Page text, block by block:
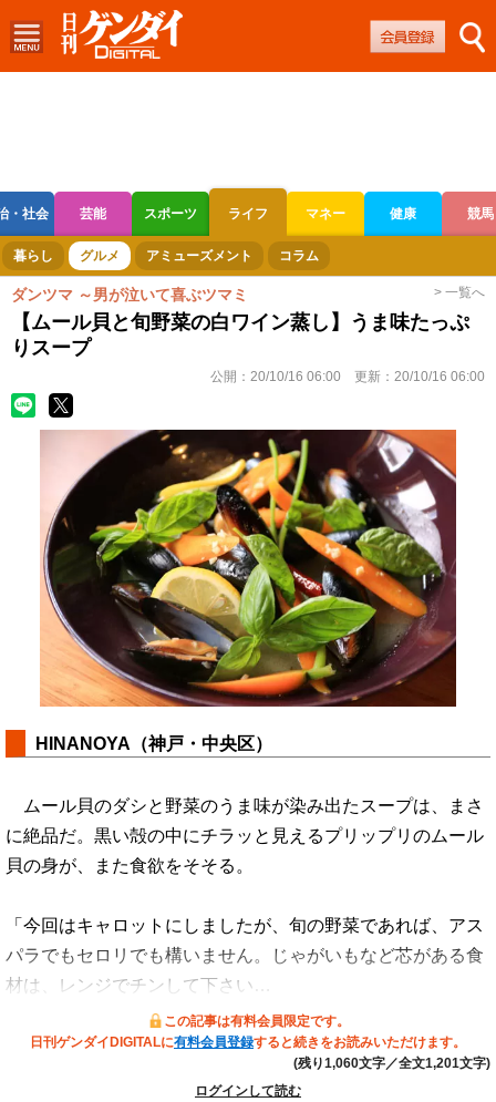
・社会 芸能 スポーツ ライフ マネー 健康 競馬
ボートレース 競輪 オートレース
暮らし グルメ アミューズメント コラム
ダンツマ ～男が泣いて喜ぶツマミ > 一覧へ
【ムール貝と旬野菜の白ワイン蒸し】うま味たっぷ
りスープ
公開： 20/10/16 06:00 更新： 20/10/16 06:00
HINANOYA（神戸・中央区）
ムール貝のダシと野菜のうま味が染み出たスープは、まさ
に絶品だ。黒い殻の中にチラッと見えるプリップリのムール
貝の身が、また食欲をそそる。
「今回はキャロットにしましたが、旬の野菜であれば、アス
パラでもセロリでも構いません。じゃがいもなど芯がある食
材は、レンジでチンして下さい…
この記事は有料会員限定です。
日刊ゲンダイDIGITALに有料会員登録すると続きをお読みいただけます。
(残り1,060文字／全文1,201文字)
ログインして読む